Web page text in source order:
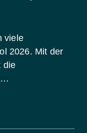
viele
2026. Mit der
die